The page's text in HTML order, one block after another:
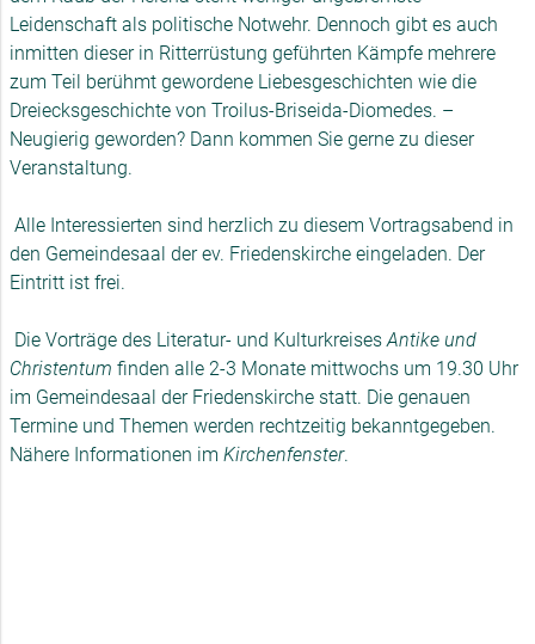
Leidenschaft als politische Notwehr. Dennoch gibt es auch
inmitten dieser in Ritterrüstung geführten Kämpfe mehrere
zum Teil berühmt gewordene Liebesgeschichten wie die
Dreiecksgeschichte von Troilus-Briseida-Diomedes. –
Neugierig geworden? Dann kommen Sie gerne zu dieser
Veranstaltung.
Alle Interessierten sind herzlich zu diesem Vortragsabend in
den Gemeindesaal der ev. Friedenskirche eingeladen. Der
Eintritt ist frei.
Die Vorträge des Literatur- und KulturkreisesAntike und
Christentum finden alle 2-3 Monate mittwochs um 19.30 Uhr
im Gemeindesaal der Friedenskirche statt. Die genauen
Termine und Themen werden rechtzeitig bekanntgegeben.
Nähere Informationen im Kirchenfenster.